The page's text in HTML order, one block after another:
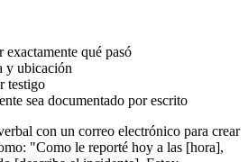
qué pasó
y ubicación
testigo
sea documentado por escrito
con un correo electrónico para crear
"Como le reporté hoy a las [hora],